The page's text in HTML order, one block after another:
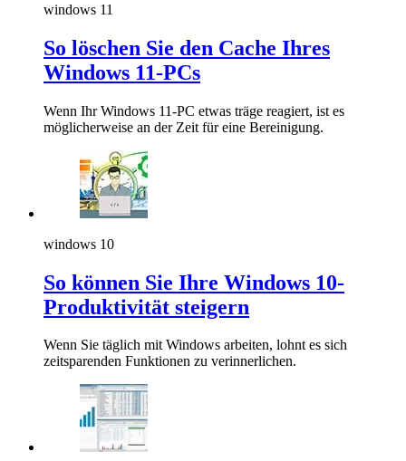
windows 11
So löschen Sie den Cache Ihres
Windows 11-PCs
Wenn Ihr Windows 11-PC etwas träge reagiert, ist es
möglicherweise an der Zeit für eine Bereinigung.
windows 10
So können Sie Ihre Windows 10-
Produktivität steigern
Wenn Sie täglich mit Windows arbeiten, lohnt es sich
zeitsparenden Funktionen zu verinnerlichen.